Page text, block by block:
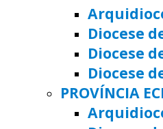
Diocese
Diocese
Diocese
PROVÍNCIA